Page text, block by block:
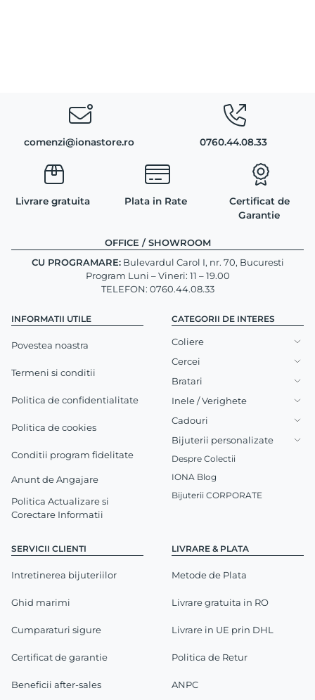
comenzi@ionastore.ro 0760.44.08.33
Livrare gratuita Plata in Rate
Certificat de
Garantie
INFORMATII UTILE
Povestea noastra
Termeni si conditii
Politica de confidentialitate
Politica de cookies
Conditii program fidelitate
Anunt de Angajare
Politica Actualizare si
Corectare Informatii
SERVICII CLIENTI
Intretinerea bijuteriilor
Ghid marimi
Cumparaturi sigure
Certificat de garantie
Beneficii after-sales
LIVRARE & PLATA
Metode de Plata
Livrare gratuita in RO
Livrare in UE prin DHL
Politica de Retur
ANPC
OFFICE / SHOWROOM
CU PROGRAMARE:Bulevardul Carol I, nr. 70, Bucuresti
Program Luni – Vineri: 11 – 19.00
TELEFON: 0760.44.08.33
CATEGORII DE INTERES
Coliere
Cercei
Bratari
Inele / Verighete
Cadouri
Bijuterii personalizate
Despre Colectii
IONA Blog
Bijuterii CORPORATE